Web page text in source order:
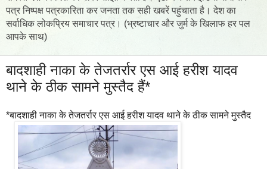
पत्र निष्पक्ष पत्रकारिता कर जनता तक सही खबरें पहुंचाता है। देश का
सर्वाधिक लोकप्रिय समाचार पत्र। (भ्रष्टाचार और जुर्म के खिलाफ हर पल
आपके साथ)
बादशाही नाका के तेजतर्रार एस आई हरीश यादव
थाने के ठीक सामने मुस्तैद हैं*
*बादशाही नाका के तेजतर्रार एस आई हरीश यादव थाने के ठीक सामने मुस्तैद